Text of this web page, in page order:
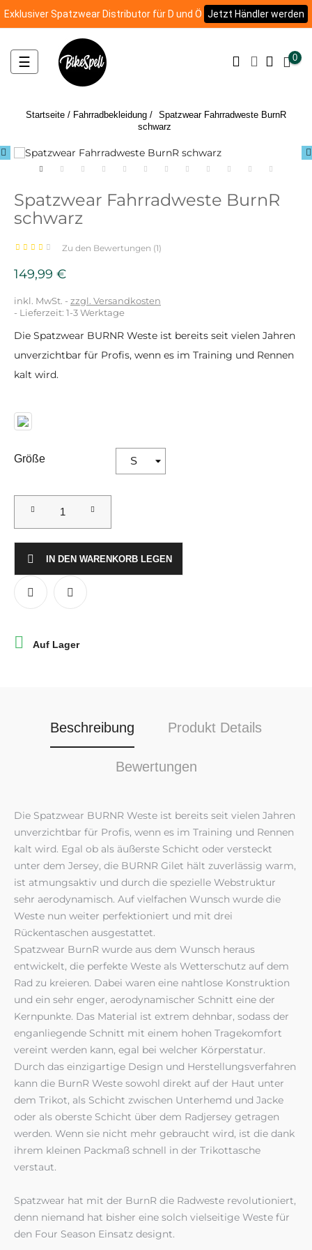
Exklusiver Spatzwear Distributor für D und Ö Jetzt Händler werden
Umschalten
der
Navigation
☰ 0
Startseite Fahrradbekleidung
Spatzwear Fahrradweste BurnR
schwarz
Spatzwear Fahrradweste BurnR
schwarz
Zu den Bewertungen (1)
149,99 €
inkl. MwSt.
zzgl. Versandkosten
- Lieferzeit: 1-3 Werktage
Die Spatzwear BURNR Weste ist bereits seit vielen Jahren
unverzichtbar für Profis, wenn es im Training und Rennen
kalt wird.
Größe
IN DEN WARENKORB LEGEN
 Auf Lager
Beschreibung Produkt Details
Bewertungen
Die Spatzwear BURNR Weste ist bereits seit vielen Jahren
unverzichtbar für Profis, wenn es im Training und Rennen
kalt wird. Egal ob als äußerste Schicht oder versteckt
unter dem Jersey, die BURNR Gilet hält zuverlässig warm,
ist atmungsaktiv und durch die spezielle Webstruktur
sehr aerodynamisch. Auf vielfachen Wunsch wurde die
Weste nun weiter perfektioniert und mit drei
Rückentaschen ausgestattet.
Spatzwear BurnR wurde aus dem Wunsch heraus
entwickelt, die perfekte Weste als Wetterschutz auf dem
Rad zu kreieren. Dabei waren eine nahtlose Konstruktion
und ein sehr enger, aerodynamischer Schnitt eine der
Kernpunkte. Das Material ist extrem dehnbar, sodass der
enganliegende Schnitt mit einem hohen Tragekomfort
vereint werden kann, egal bei welcher Körperstatur.
Durch das einzigartige Design und Herstellungsverfahren
kann die BurnR Weste sowohl direkt auf der Haut unter
dem Trikot, als Schicht zwischen Unterhemd und Jacke
oder als oberste Schicht über dem Radjersey getragen
werden. Wenn sie nicht mehr gebraucht wird, ist die dank
ihrem kleinen Packmaß schnell in der Trikottasche
verstaut.
Spatzwear hat mit der BurnR die Radweste revolutioniert,
denn niemand hat bisher eine solch vielseitige Weste für
den Four Season Einsatz designt.